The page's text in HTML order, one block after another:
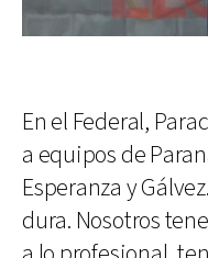
En el Federal,
a equipos de
Esperanza y
dura. Nosotros